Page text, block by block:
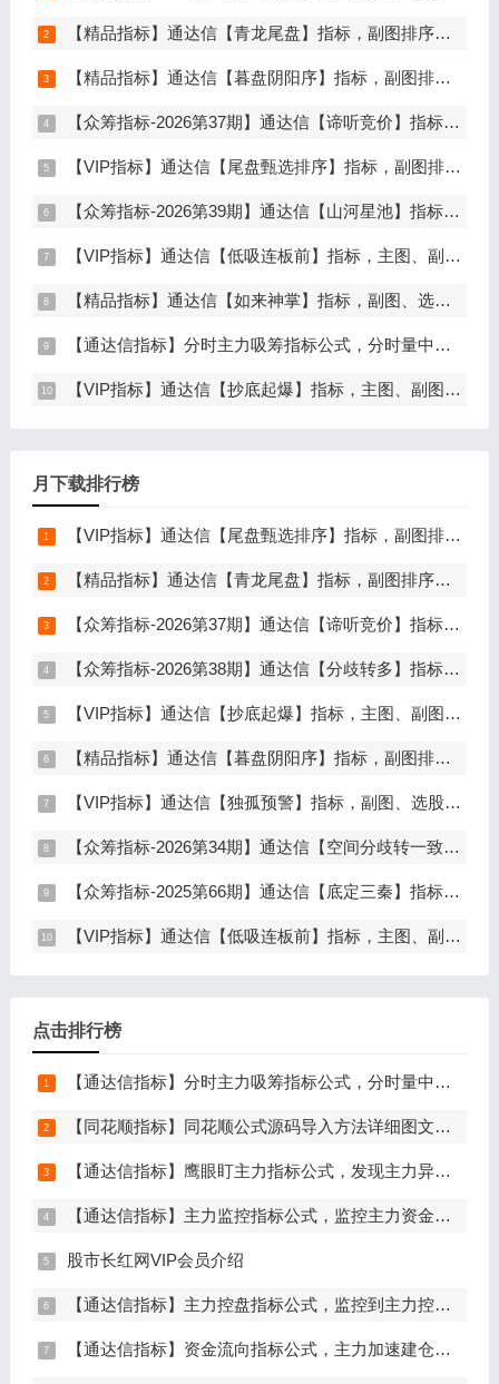
【精品指标】通达信【青龙尾盘】指标，副图排序，分时主图，排序潜伏，次日套利，信号可回看，超短策略，仅限电脑通达信使用
【精品指标】通达信【暮盘阴阳序】指标，副图排序，尾盘选股，电脑版量化辅助工具，尾盘排序，信号全天不变，仅限电脑通达信使用
【众筹指标-2026第37期】通达信【谛听竞价】指标，副图排序、选股，原价5980元的早盘竞价指标，可回测历史数据，信号全天不变，开放源码可永久使用，手机电脑通达信通用
【VIP指标】通达信【尾盘甄选排序】指标，副图排序，短线打造的尾盘战法，今买明卖超短战法，信号可回测，仅限电脑通达信使用
【众筹指标-2026第39期】通达信【山河星池】指标，主图、副图、选股，中短线趋势拐点与量能异动突破，信号少而精，手机电脑通达信通用
【VIP指标】通达信【低吸连板前】指标，主图、副图、选股，埋伏连板前的节点，信号不漂移，手机电脑通达信通用
【精品指标】通达信【如来神掌】指标，副图、选股，有筹码进场，堪称金钻，仅限电脑通达信使用
【通达信指标】分时主力吸筹指标公式，分时量中显主力（分时副图）
【VIP指标】通达信【抄底起爆】指标，主图、副图、选股，趋势缩量放量三重信号确认，解决抄底总在半山腰难题，手机电脑通达信通用
月下载排行榜
【VIP指标】通达信【尾盘甄选排序】指标，副图排序，短线打造的尾盘战法，今买明卖超短战法，信号可回测，仅限电脑通达信使用
【精品指标】通达信【青龙尾盘】指标，副图排序，分时主图，排序潜伏，次日套利，信号可回看，超短策略，仅限电脑通达信使用
【众筹指标-2026第37期】通达信【谛听竞价】指标，副图排序、选股，原价5980元的早盘竞价指标，可回测历史数据，信号全天不变，开放源码可永久使用，手机电脑通达信通用
【众筹指标-2026第38期】通达信【分歧转多】指标，主图、副图、选股，首板分歧低吸二波行情，信号少，胜率高，手机电脑通达信通用
【VIP指标】通达信【抄底起爆】指标，主图、副图、选股，趋势缩量放量三重信号确认，解决抄底总在半山腰难题，手机电脑通达信通用
【精品指标】通达信【暮盘阴阳序】指标，副图排序，尾盘选股，电脑版量化辅助工具，尾盘排序，信号全天不变，仅限电脑通达信使用
【VIP指标】通达信【独孤预警】指标，副图、选股，码力金矿独创趋势企稳预警，无未来函数，手机电脑通达信通用
【众筹指标-2026第34期】通达信【空间分歧转一致】指标，主图、副图、选股，中长线波段低吸，分歧后一致量化信号，低吸二波，无未来函数，手机电脑通达信通用
【众筹指标-2025第66期】通达信【底定三秦】指标，主图、副图、选股，连板龙头低吸精准量化，出票少而精，五年平均胜率92%，手机电脑通达信通用
【VIP指标】通达信【低吸连板前】指标，主图、副图、选股，埋伏连板前的节点，信号不漂移，手机电脑通达信通用
点击排行榜
【通达信指标】分时主力吸筹指标公式，分时量中显主力（分时副图）
【同花顺指标】同花顺公式源码导入方法详细图文教程
【通达信指标】鹰眼盯主力指标公式，发现主力异动资金（副图+选股）
【通达信指标】主力监控指标公式，监控主力资金和筹码异动（副图+选股）
股市长红网VIP会员介绍
【通达信指标】主力控盘指标公式，监控到主力控盘时间越长，后期爆发力越大（副图+选股）
【通达信指标】资金流向指标公式，主力加速建仓（副图+选股）